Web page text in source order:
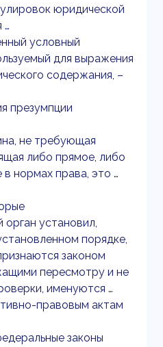
юридической
…
условный
для выражения
содержания, –
презумпции
не требующая
либо прямое, либо
нормах права, это …
установил,
порядке,
законом
пересмотру и не
именуются …
правовым актам
законы